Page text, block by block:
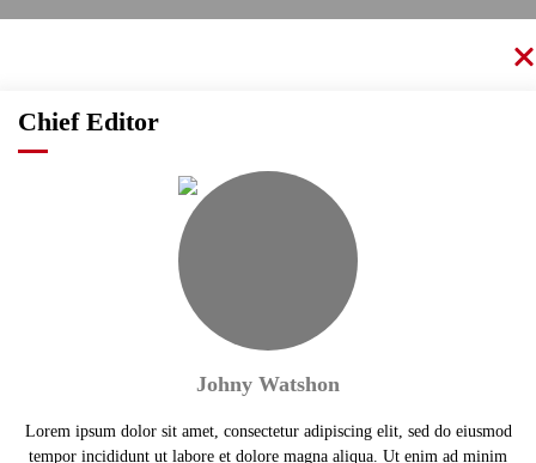
Chief Editor
Johny Watshon
Lorem ipsum dolor sit amet, consectetur adipiscing elit, sed do eiusmod
tempor incididunt ut labore et dolore magna aliqua. Ut enim ad minim